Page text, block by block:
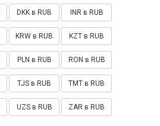
DKK в RUB INR в RUB
KRW в RUB KZT в RUB
PLN в RUB RON в RUB
TJS в RUB TMT в RUB
UZS в RUB ZAR в RUB